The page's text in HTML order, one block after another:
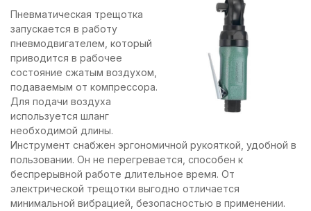
Пневматическая трещотка
запускается в работу
пневмодвигателем, который
приводится в рабочее
состояние сжатым воздухом,
подаваемым от компрессора.
Для подачи воздуха
используется шланг
необходимой длины.
Инструмент снабжен эргономичной рукояткой, удобной в
пользовании. Он не перегревается, способен к
беспрерывной работе длительное время. От
электрической трещотки выгодно отличается
минимальной вибрацией, безопасностью в применении.